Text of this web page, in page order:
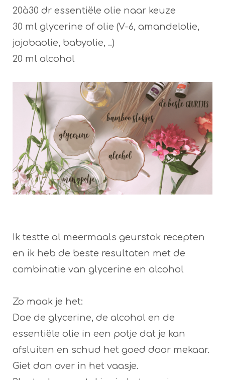
20à30 dr essentiële olie naar keuze
30 ml glycerine of olie (V-6, amandelolie,
jojobaolie, babyolie, ..)
20 ml alcohol
Ik testte al meermaals geurstok recepten
en ik heb de beste resultaten met de
combinatie van glycerine en alcohol
Zo maak je het:
Doe de glycerine, de alcohol en de
essentiële olie in een potje dat je kan
afsluiten en schud het goed door mekaar.
Giet dan over in het vaasje.